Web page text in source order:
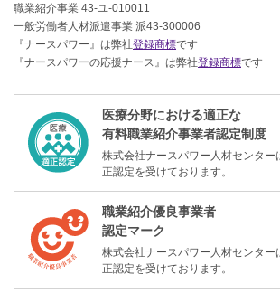
職業紹介事業 43-ユ-010011
一般労働者人材派遣事業 派43-300006
『ナースパワー』は弊社登録商標です
『ナースパワーの応援ナース』は弊社登録商標です
医療分野における適正な
有料職業紹介事業者認定制度
株式会社ナースパワー人材センター
正認定を受けております。
職業紹介優良事業者
認定マーク
株式会社ナースパワー人材センター
正認定を受けております。